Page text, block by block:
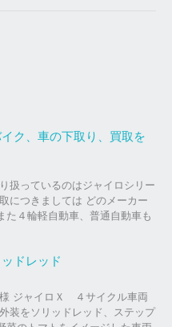
ク、車の下取り、買取を
扱っているのはジャイロシリー
につきましては どのメーカー
た４輪軽自動車、普通自動車も
ドレッド
ジャイロＸ ４サイクル車両
装をソリッドレッド、ステップ